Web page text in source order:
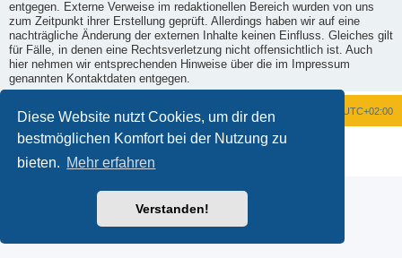
Diese Website nutzt Cookies, um dir den
bestmöglichen Komfort bei der Nutzung zu
bieten. Mehr erfahren
Verstanden!
entgegen. Externe Verweise im redaktionellen Bereich wurden von uns
zum Zeitpunkt ihrer Erstellung geprüft. Allerdings haben wir auf eine
nachträgliche Änderung der externen Inhalte keinen Einfluss. Gleiches gilt
für Fälle, in denen eine Rechtsverletzung nicht offensichtlich ist. Auch
hier nehmen wir entsprechenden Hinweise über die im Impressum
genannten Kontaktdaten entgegen.
Foren-Übersicht UTC+02:00
Powered byphpBB ® Forum Software © phpBB Limited
Datenschutz